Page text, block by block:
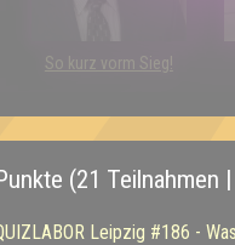
So kurz vorm Sieg!
(21 Teilnahmen
Leipzig #186 -